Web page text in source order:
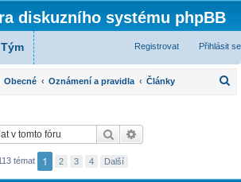
diskuzního systému phpBB
Tým Přihlásit se
Registrovat
Obecné Oznámení a pravidla Články
Hledat
témat 1 2 3 4 Další